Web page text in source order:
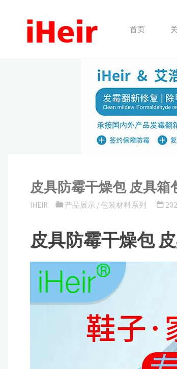
首页
皮具防霉干燥包 皮具箱
IHEIR 产品展示 /包装材料系列
皮具防霉干燥包